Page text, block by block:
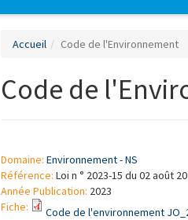
Accueil Code de l'Environnement
Code de
Domaine: Environnement - NS
Référence: Loi n ° 2023-15 du 02 août
Année Publication: 2023
Fiche:
Code de l'environnement